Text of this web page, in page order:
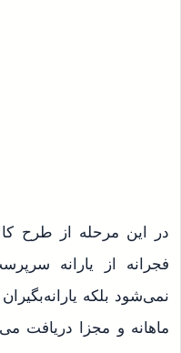
در این مرحله از طرح
فجرانه از یارانه
نمی‌شود بلکه